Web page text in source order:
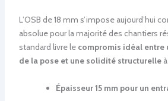
L’OSB de 18 mm s’impose aujourd’hui
absolue pour la majorité des chantiers
standard livre le compromis idéal entre
de la pose et une solidité structurelleà
Épaisseur 15 mm pour un